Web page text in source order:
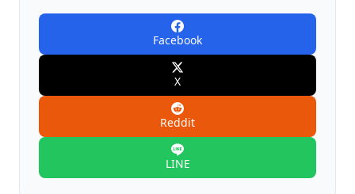
Facebook
X
Reddit
LINE